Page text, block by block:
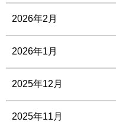
2026年2月
2026年1月
2025年12月
2025年11月